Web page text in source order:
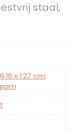
staal,
x 1.27 cm;